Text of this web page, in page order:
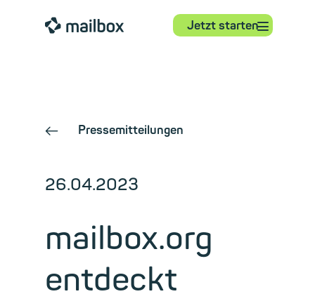
mailbox Jetzt starten⋮
← Pressemitteilungen
26.04.2023
mailbox.org
entdeckt